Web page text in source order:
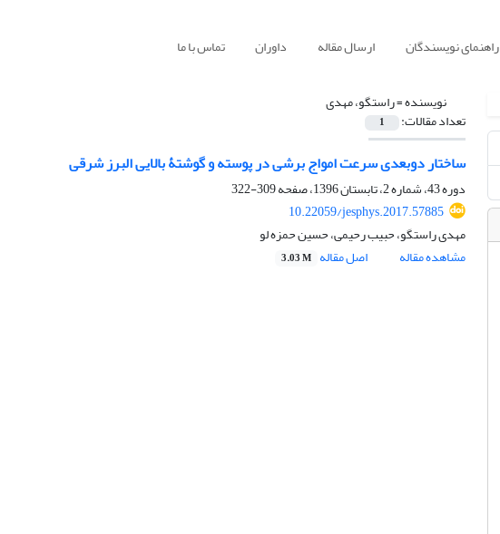
راهنمای نویسندگان ارسال مقاله داوران تماس با ما
نویسنده =راستگو، مهدی
تعداد مقالات: 1
ساختار دوبعدی سرعت امواج برشی در پوسته و گوشتۀ بالایی البرز شرقی
دوره 43، شماره 2، تابستان 1396، صفحه
309-322
10.22059/jesphys.2017.57885
مهدی راستگو، حبیب رحیمی، حسین حمزه لو
مشاهده مقاله
اصل مقاله 3.03 M